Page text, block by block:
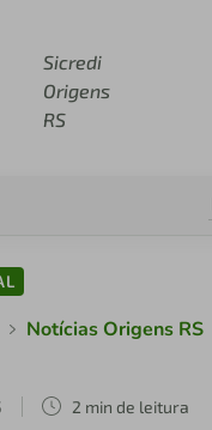
Sicredi
Origens
RS
Notícias Origens RS
2 min de leitura